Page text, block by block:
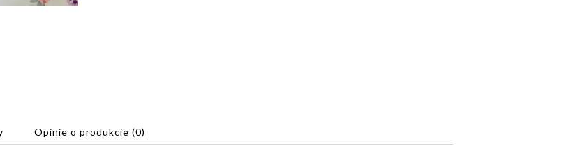
Opinie o produkcie (0)